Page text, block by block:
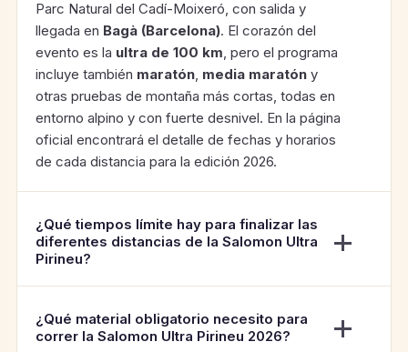
Parc Natural del Cadí-Moixeró, con salida y
llegada en Bagà (Barcelona). El corazón del
evento es la ultra de 100 km, pero el programa
incluye también maratón, media maratón y
otras pruebas de montaña más cortas, todas en
entorno alpino y con fuerte desnivel. En la página
oficial encontrará el detalle de fechas y horarios
de cada distancia para la edición 2026.
¿Qué tiempos límite hay para finalizar las
diferentes distancias de la Salomon Ultra
Pirineu?
¿Qué material obligatorio necesito para
correr la Salomon Ultra Pirineu 2026?